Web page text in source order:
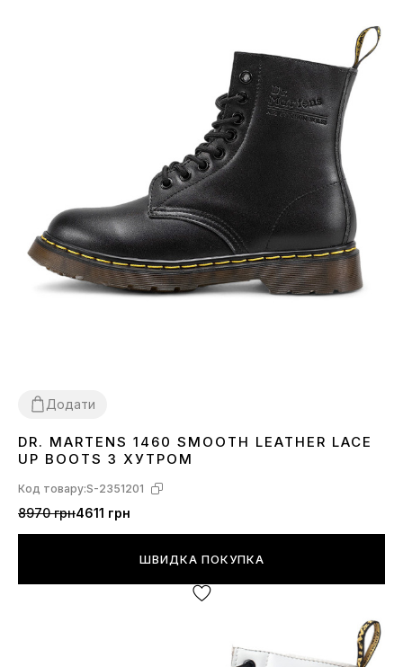
Додати
36 373839 404142 43 44
DR. MARTENS 1460 SMOOTH LEATHER LACE
UP BOOTS З ХУТРОМ
Код товару:S-2351201
8970 грн4611 грн
ШВИДКА ПОКУПКА